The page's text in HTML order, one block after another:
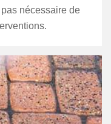
nécessaire de